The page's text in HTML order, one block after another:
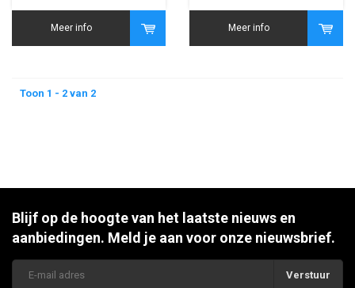
Meer info Meer info
Toon 1 - 2 van 2
Blijf op de hoogte van het laatste nieuws en
aanbiedingen. Meld je aan voor onze nieuwsbrief.
Verstuur